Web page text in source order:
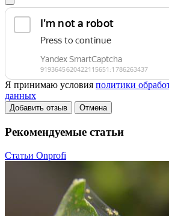
Я принимаю условия политики
данных
Добавить отзыв Отмена
Рекомендуемые статьи
Статьи Onprofi